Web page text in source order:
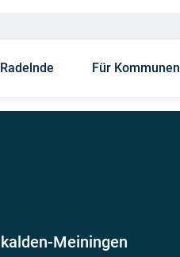
Für Kommunen
Meiningen